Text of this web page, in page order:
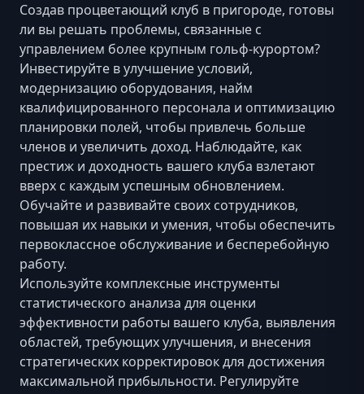
Создав процветающий клуб в пригороде, готовы
ли вы решать проблемы, связанные с
управлением более крупным гольф-курортом?
Инвестируйте в улучшение условий,
модернизацию оборудования, найм
квалифицированного персонала и оптимизацию
планировки полей, чтобы привлечь больше
членов и увеличить доход. Наблюдайте, как
престиж и доходность вашего клуба взлетают
вверх с каждым успешным обновлением.
Обучайте и развивайте своих сотрудников,
повышая их навыки и умения, чтобы обеспечить
первоклассное обслуживание и бесперебойную
работу.
Используйте комплексные инструменты
статистического анализа для оценки
эффективности работы вашего клуба, выявления
областей, требующих улучшения, и внесения
стратегических корректировок для достижения
максимальной прибыльности. Регулируйте